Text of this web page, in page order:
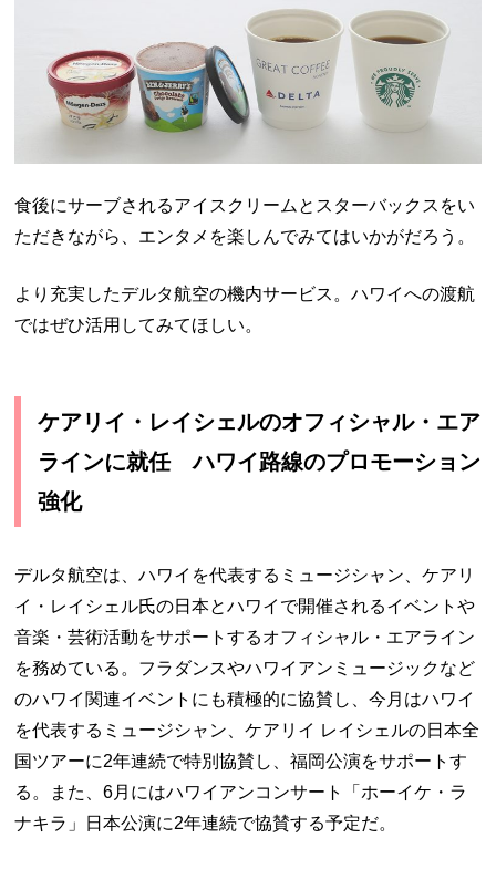
食後にサーブされるアイスクリームとスターバックスをい
ただきながら、エンタメを楽しんでみてはいかがだろう。
より充実したデルタ航空の機内サービス。ハワイへの渡航
ではぜひ活用してみてほしい。
ケアリイ・レイシェルのオフィシャル・エア
ラインに就任 ハワイ路線のプロモーション
強化
デルタ航空は、ハワイを代表するミュージシャン、ケアリ
イ・レイシェル氏の日本とハワイで開催されるイベントや
音楽・芸術活動をサポートするオフィシャル・エアライン
を務めている。フラダンスやハワイアンミュージックなど
のハワイ関連イベントにも積極的に協賛し、今月はハワイ
を代表するミュージシャン、ケアリイ レイシェルの日本全
国ツアーに2年連続で特別協賛し、福岡公演をサポートす
る。また、6月にはハワイアンコンサート「ホーイケ・ラ
ナキラ」日本公演に2年連続で協賛する予定だ。